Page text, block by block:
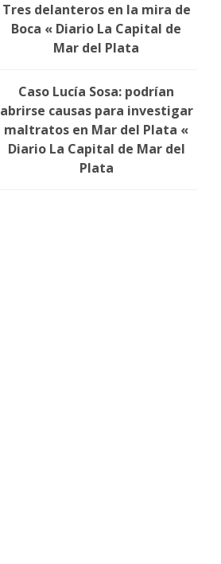
Tres delanteros en la mira de
Boca « Diario La Capital de
Mar del Plata
Caso Lucía Sosa: podrían
abrirse causas para investigar
maltratos en Mar del Plata «
Diario La Capital de Mar del
Plata